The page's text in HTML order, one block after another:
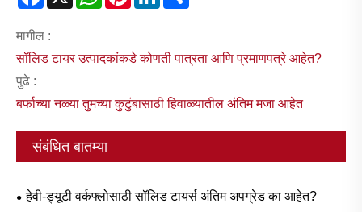
मागील :
सॉलिड टायर उत्पादकांकडे कोणती पात्रता आणि प्रमाणपत्रे आहेत?
पुढे :
बर्फाच्या नळ्या तुमच्या कुटुंबासाठी हिवाळ्यातील अंतिम मजा आहेत
संबंधित बातम्या
हेवी-ड्यूटी वर्कफ्लोसाठी सॉलिड टायर्स अंतिम अपग्रेड का आहेत?